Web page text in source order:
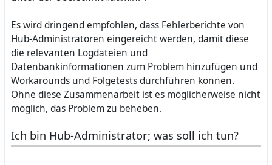
Es wird dringend empfohlen, dass Fehlerberichte von
Hub-Administratoren eingereicht werden, damit diese
die relevanten Logdateien und
Datenbankinformationen zum Problem hinzufügen und
Workarounds und Folgetests durchführen können.
Ohne diese Zusammenarbeit ist es möglicherweise nicht
möglich, das Problem zu beheben.
Ich bin Hub-Administrator; was soll ich tun?